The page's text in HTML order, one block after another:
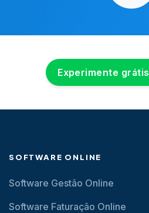
Experimente grátis
SOFTWARE ONLINE
Software Gestão Online
Software Faturação Online